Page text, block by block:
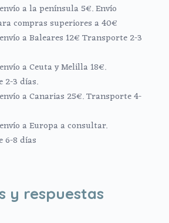
a la península 5€. Envío
compras superiores a 40€
a Baleares 12€ Transporte 2-3
a Ceuta y Melilla 18€.
2-3 días.
a Canarias 25€. Transporte 4-
a Europa a consultar.
6-8 días
y respuestas